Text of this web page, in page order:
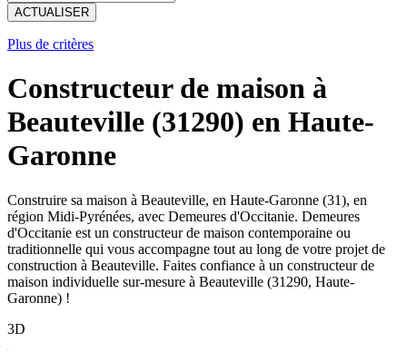
ACTUALISER
Plus de critères
Constructeur de maison à
Beauteville (31290) en Haute-
Garonne
Construire sa maison à Beauteville, en Haute-Garonne (31), en
région Midi-Pyrénées, avec Demeures d'Occitanie. Demeures
d'Occitanie est un constructeur de maison contemporaine ou
traditionnelle qui vous accompagne tout au long de votre projet de
construction à Beauteville. Faites confiance à un constructeur de
maison individuelle sur-mesure à Beauteville (31290, Haute-
Garonne) !
3D